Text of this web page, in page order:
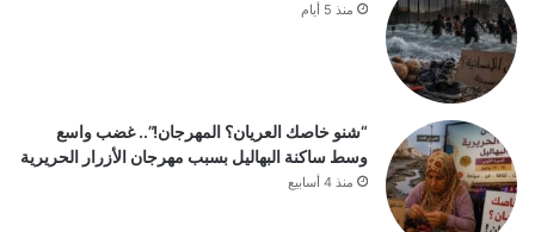
منذ 5 أيام
“شنو خاصك العريان؟ المهرجان!”.. غضب واسع
وسط ساكنة البهاليل بسبب مهرجان الأزرار الحريرية
منذ 4 أسابيع